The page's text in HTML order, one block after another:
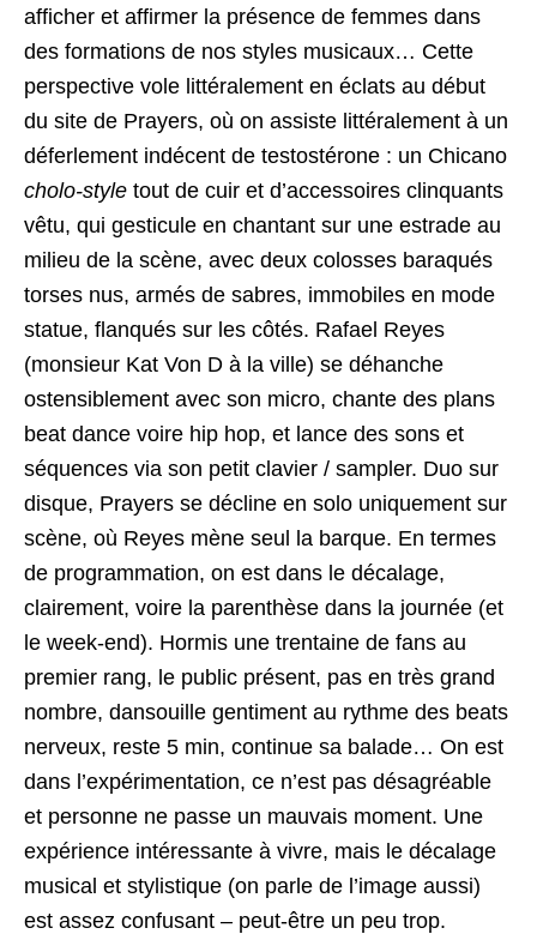
afficher et affirmer la présence de femmes dans
des formations de nos styles musicaux… Cette
perspective vole littéralement en éclats au début
du site de Prayers, où on assiste littéralement à un
déferlement indécent de testostérone : un Chicano
cholo-style tout de cuir et d’accessoires clinquants
vêtu, qui gesticule en chantant sur une estrade au
milieu de la scène, avec deux colosses baraqués
torses nus, armés de sabres, immobiles en mode
statue, flanqués sur les côtés. Rafael Reyes
(monsieur Kat Von D à la ville) se déhanche
ostensiblement avec son micro, chante des plans
beat dance voire hip hop, et lance des sons et
séquences via son petit clavier / sampler. Duo sur
disque, Prayers se décline en solo uniquement sur
scène, où Reyes mène seul la barque. En termes
de programmation, on est dans le décalage,
clairement, voire la parenthèse dans la journée (et
le week-end). Hormis une trentaine de fans au
premier rang, le public présent, pas en très grand
nombre, dansouille gentiment au rythme des beats
nerveux, reste 5 min, continue sa balade… On est
dans l’expérimentation, ce n’est pas désagréable
et personne ne passe un mauvais moment. Une
expérience intéressante à vivre, mais le décalage
musical et stylistique (on parle de l’image aussi)
est assez confusant – peut-être un peu trop.